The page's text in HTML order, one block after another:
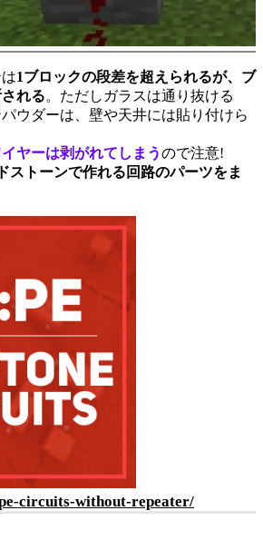
1ブロックの段差を超えられるが、ブ
れる。ただしガラスは通り抜ける
ウダーは、壁や天井には貼り付けら
ヤーは剥がれてしまうので注意!
ストーンで作れる回路のパーツをま
circuits-without-repeater/